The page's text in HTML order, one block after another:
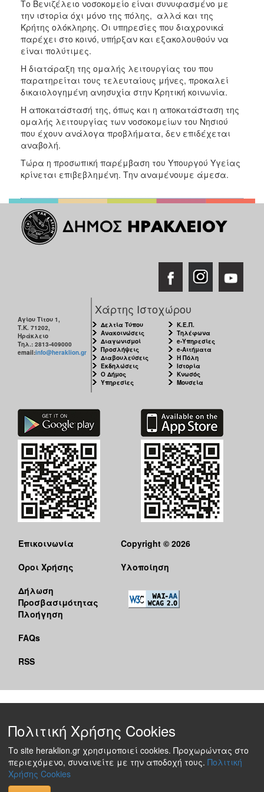
Το Βενιζέλειο νοσοκομείο είναι συνυφασμένο με
την ιστορία όχι μόνο της πόλης, αλλά και της
Κρήτης ολόκληρης. Οι υπηρεσίες που διαχρονικά
παρέχει στο κοινό, υπήρξαν και εξακολουθούν να
είναι πολύτιμες.
Η διατάραξη της ομαλής λειτουργίας του που
παρατηρείται τους τελευταίους μήνες, προκαλεί
δικαιολογημένη ανησυχία στην Κρητική κοινωνία.
Η αποκατάστασή της, όπως και η αποκατάσταση της
ομαλής λειτουργίας των νοσοκομείων του Νησιού
που έχουν ανάλογα προβλήματα, δεν επιδέχεται
αναβολή.
Τώρα η προσωπική παρέμβαση του Υπουργού Υγείας
κρίνεται επιβεβλημένη. Την αναμένουμε άμεσα.
Αγίου Τίτου 1,
Τ.Κ. 71202,
Ηράκλειο
Τηλ.: 2813-409000
email:info@heraklion.gr
Χάρτης Ιστοχώρου
Δελτία Τύπου
Ανακοινώσεις
Διαγωνισμοί
Προσλήψεις
Διαβουλεύσεις
Εκδηλώσεις
Ο Δήμος
Υπηρεσίες
Κ.Ε.Π.
Τηλέφωνα
e-Υπηρεσίες
e-Αιτήματα
Η Πόλη
Ιστορία
Κνωσός
Μουσεία
Επικοινωνία
Όροι Χρήσης
Δήλωση
Προσβασιμότητας
Πλοήγηση
FAQs
RSS
Copyright © 2026
Υλοποίηση
Πολιτική Χρήσης Cookies
Το site heraklion.gr χρησιμοποιεί cookies. Προχωρώντας στο
περιεχόμενο, συναινείτε με την αποδοχή τους. Πολιτική
Χρήσης Cookies